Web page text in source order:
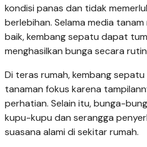
kondisi panas dan tidak
berlebihan. Selama media
baik, kembang sepatu dapat
menghasilkan bunga secara
Di teras rumah, kembang
tanaman fokus karena
perhatian. Selain itu, bunga-
kupu-kupu dan serangga
suasana alami di sekitar rumah.